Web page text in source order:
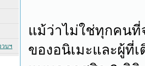
แม้ว่าไม่ใช่ทุกคน
ของอนิเมะและผู้ที่